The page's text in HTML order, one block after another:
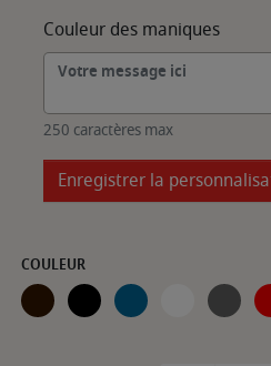
Couleur des maniques
250 caractères max
Enregistrer la
COULEUR
MOKA
GRAPHITEMYRTILLEPOLAIREPERLE